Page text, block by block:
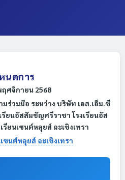
นดการ
ศจิกายน 2568
ร่วมมือ ระหว่าง บริษัท เอส.เอ็ม.ซี
รียนอัสสัมชัญศรีราชา โรงเรียนอัส
ยนเซนต์หลุยส์ ฉะเชิงเทรา
เซนต์หลุยส์ ฉะเชิงเทรา